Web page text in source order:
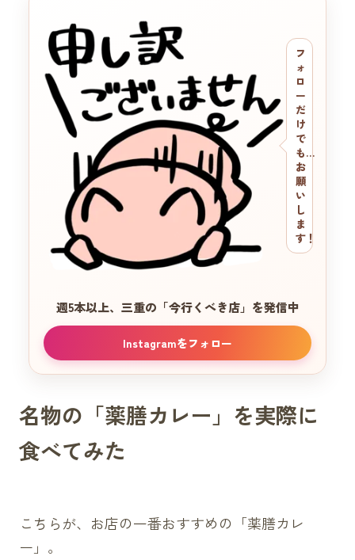
フ
ォ
ロ
ー
だ
け
で
も…
お
願
い
し
ま
す！
週5本以上、三重の 「今行くべき店」を発信中
Instagramをフォロー
名物の「薬膳カレー」を実際に
食べてみた
こちらが、お店の一番おすすめの「薬膳カレ
ー」。